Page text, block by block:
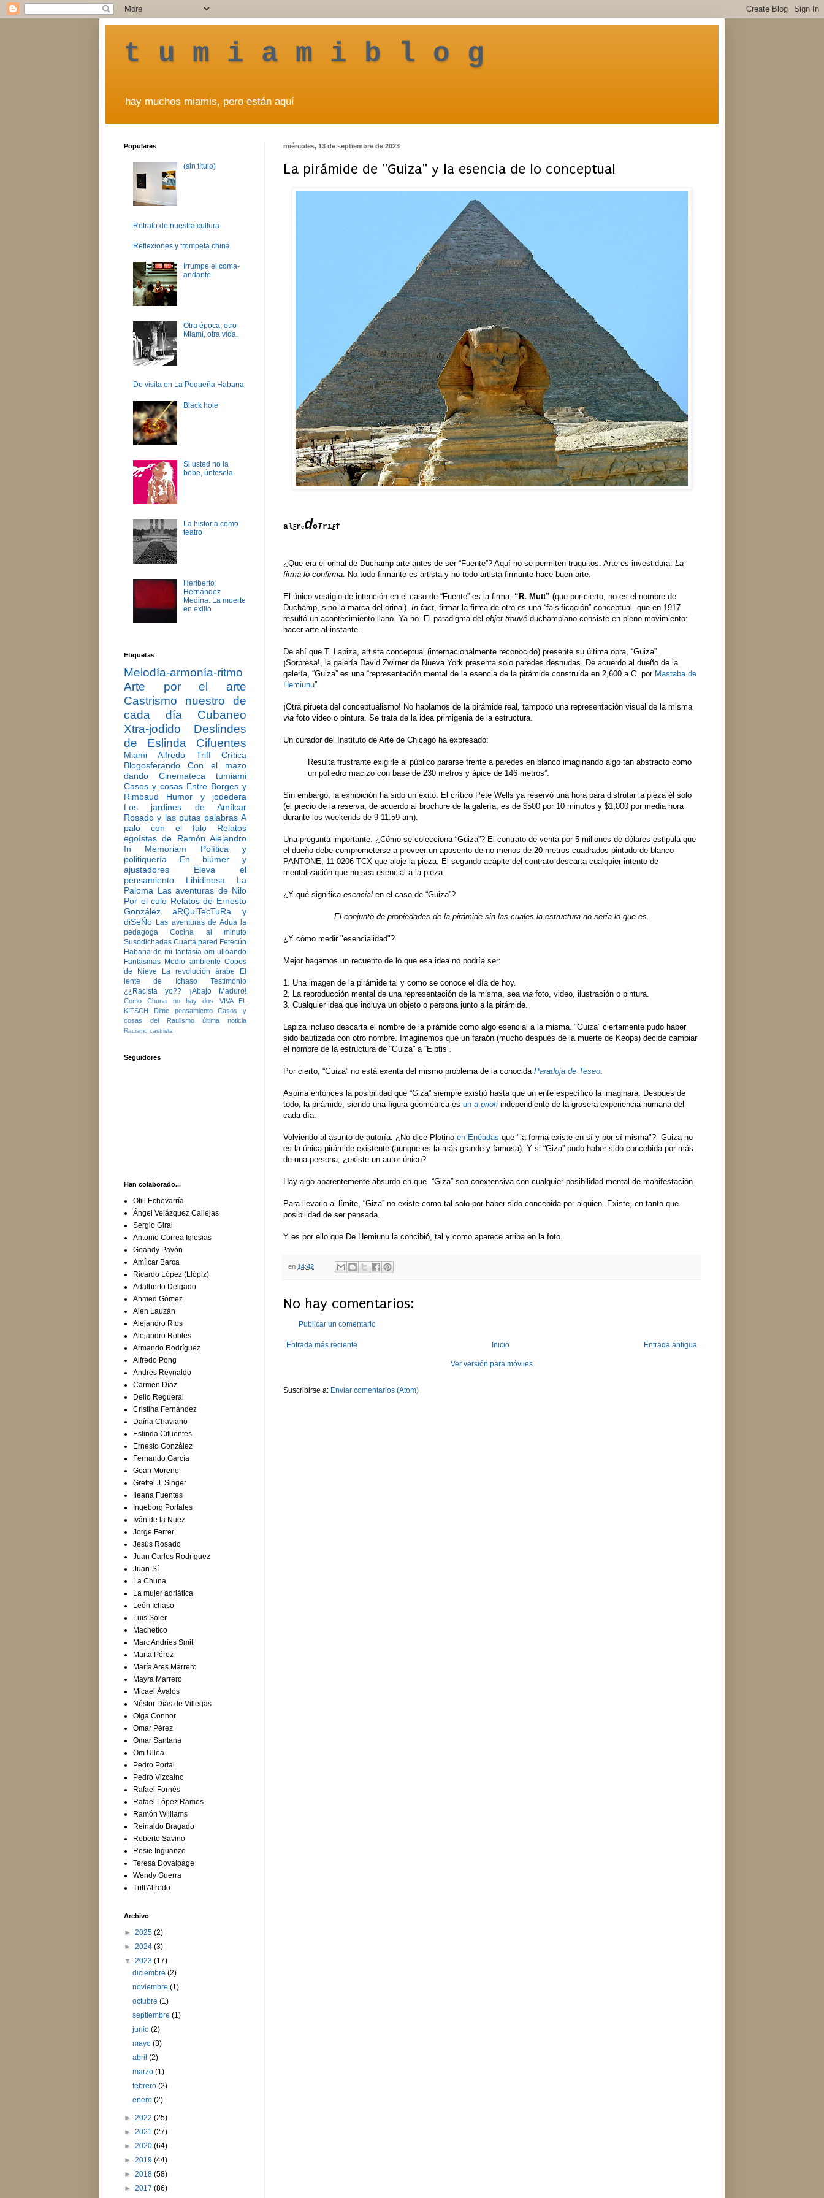
t u m i a m i b l o g
hay muchos miamis, pero están aquí
miércoles, 13 de septiembre de 2023
La pirámide de "Guiza" y la esencia de lo conceptual
al FredoTriFf
¿Que era el orinal de Duchamp arte antes de ser “Fuente”? Aquí no se permiten truquitos. Arte es investidura. La
firma lo confirma. No todo firmante es artista y no todo artista firmante hace buen arte.
El único vestigio de intención en el caso de “Fuente” es la firma: “R. Mutt” (que por cierto, no es el nombre de
Duchamp, sino la marca del orinal). In fact , firmar la firma de otro es una “falsificación” conceptual, que en 1917
resultó un acontecimiento llano. Ya no. El paradigma del objet-trouvé duchampiano consiste en pleno movimiento:
hacer arte al instante.
De ahí que T. Lapiza, artista conceptual (internacionalmente reconocido) presente su última obra, “Guiza”.
¡Sorpresa!, la galería David Zwirner de Nueva York presenta solo paredes desnudas. De acuerdo al dueño de la
galería, “Guiza” es una “representación mental de la esencia de la pirámide construida en 2,600 a.C. por Mastaba de
Hemiunu”.
¡Otra pirueta del conceptualismo! No hablamos de la pirámide real tampoco una representación visual de la misma
via foto video o pintura. Se trata de la idea primigenia de la estructura.
Un curador del Instituto de Arte de Chicago ha expresado:
Resulta frustrante exigirle al público pararse frente a paredes en blanco imaginando algo tan abstracto como
un poliedro macizo con base de 230 metros y ápice de 146 metros”.
Sin embargo, la exhibición ha sido un éxito. El crítico Pete Wells ya reservó una hora para disfrutar la pieza él solo
(el precio de la reserva, de acuerdo al brochure de la galería, es de $500 por 10 minutos y $1,000 por media hora
durante los weekends de 9-11:59 am).
Una pregunta importante. ¿Cómo se colecciona “Guiza”? El contrato de venta por 5 millones de dólares estipula que
el dueño debe comprometerse a proveer un aposento de no menos de 20 metros cuadrados pintado de blanco
PANTONE, 11-0206 TCX que aloje la pieza. El segundo acápite del contrato descarta cualquier intento de
mentalización que no sea esencial a la pieza.
¿Y qué significa esencial en el caso de “Guiza”?
El conjunto de propiedades de la pirámide sin las cuales la estructura no sería lo que es.
¿Y cómo medir "esencialidad"?
Mejor hagamos un recuento de lo que esa idea no podría ser:
1. Una imagen de la pirámide tal y como se conoce el día de hoy.
2. La reproducción mental de una representación de la misma, sea via foto, video, ilustración o pintura.
3. Cualquier idea que incluya un objeto o persona junto a la pirámide.
Lapiza incluso descarta el nombre de la pirámide como algo esencial a la misma. “Guiza” ciertamente pudo haber
sido bautizada con otro nombre. Imaginemos que un faraón (mucho después de la muerte de Keops) decide cambiar
el nombre de la estructura de “Guiza” a “Eiptis”.
Por cierto, “Guiza” no está exenta del mismo problema de la conocida Paradoja de Teseo
Asoma entonces la posibilidad que “Giza” siempre existió hasta que un ente específico la imaginara. Después de
todo, la pirámide, siendo una figura geométrica es un a priori independiente de la grosera experiencia humana del
cada día.
Volviendo al asunto de autoría. ¿No dice Plotino en Enéadas que "la forma existe en sí y por sí misma"? Guiza no
es la única pirámide existente (aunque es la más grande y famosa). Y si “Giza” pudo haber sido concebida por más
de una persona, ¿existe un autor único?
Hay algo aparentemente absurdo en que “Giza” sea coextensiva con cualquier posibilidad mental de manifestación.
Para llevarlo al límite, “Giza” no existe como tal solo por haber sido concebida por alguien. Existe, en tanto que
posibilidad de ser pensada.
Y es por ello que De Hemiunu la concibió, tal y como aparece arriba en la foto.
en 14:42
No hay comentarios:
Publicar un comentario
Entrada más reciente Entrada antigua
Inicio
Ver versión para móviles
Suscribirse a: Enviar comentarios (Atom)
Populares
(sin título)
Retrato de nuestra cultura
Reflexiones y trompeta china
Irrumpe el coma-
andante
Otra época, otro
Miami, otra vida.
De visita en La Pequeña Habana
Black hole
Si usted no la
bebe, úntesela
La historia como
teatro
Heriberto
Hernández
Medina: La muerte
en exilio
Etiquetas
Melodía-armonía-ritmo
Arte por el arte
Castrismo nuestro de
cada día
Cubaneo
Xtra-jodido
Deslindes
de Eslinda Cifuentes
Miami Alfredo Triff
Crítica
Blogosferando
Con el mazo
dando
Cinemateca tumiami
Casos y cosas Entre Borges y
Rimbaud
Humor y jodedera
Los jardines de Amílcar
Rosado y las putas palabras A
palo con el falo
Relatos
egoístas de Ramón Alejandro
In Memoriam
Política y
politiquería
En blúmer y
ajustadores
Eleva el
pensamiento
Libidinosa
La
Paloma Las aventuras de Nilo
Por el culo Relatos de Ernesto
González
aRQuiTecTuRa y
diSeÑo Las aventuras de Adua la
pedagoga
Cocina al minuto
Susodichadas Cuarta pared Fetecún
Habana de mi fantasía om ulloando
Fantasmas Medio ambiente Copos
de Nieve
La revolución árabe
El
lente de Ichaso
Testimonio
¿¿Racista yo??
¡Abajo Maduro!
Como Chuna no hay dos
VIVA EL
KITSCH
Dime pensamiento
Casos y
cosas del Raulismo
última noticia
Racismo castrista
Seguidores
Han colaborado...
Ofill Echevarría
Ángel Velázquez Callejas
Sergio Giral
Antonio Correa Iglesias
Geandy Pavón
Amílcar Barca
Ricardo López (Llópiz)
Adalberto Delgado
Ahmed Gómez
Alen Lauzán
Alejandro Ríos
Alejandro Robles
Armando Rodríguez
Alfredo Pong
Andrés Reynaldo
Carmen Díaz
Delio Regueral
Cristina Fernández
Daína Chaviano
Eslinda Cifuentes
Ernesto González
Fernando García
Gean Moreno
Grettel J. Singer
Ileana Fuentes
Ingeborg Portales
Iván de la Nuez
Jorge Ferrer
Jesús Rosado
Juan Carlos Rodríguez
Juan-Sí
La Chuna
La mujer adriática
León Ichaso
Luis Soler
Machetico
Marc Andries Smit
Marta Pérez
María Ares Marrero
Mayra Marrero
Micael Ávalos
Néstor Días de Villegas
Olga Connor
Omar Pérez
Omar Santana
Om Ulloa
Pedro Portal
Pedro Vizcaíno
Rafael Fornés
Rafael López Ramos
Ramón Williams
Reinaldo Bragado
Roberto Savino
Rosie Inguanzo
Teresa Dovalpage
Wendy Guerra
Triff Alfredo
Archivo
► 2025 (2)
► 2024 (3)
▼ 2023 (17)
diciembre(2)
noviembre(1)
octubre(1)
septiembre(1)
junio(2)
mayo(3)
abril(2)
marzo(1)
febrero(2)
enero(2)
► 2022 (25)
► 2021 (27)
► 2020 (64)
► 2019 (44)
► 2018 (58)
► 2017 (86)